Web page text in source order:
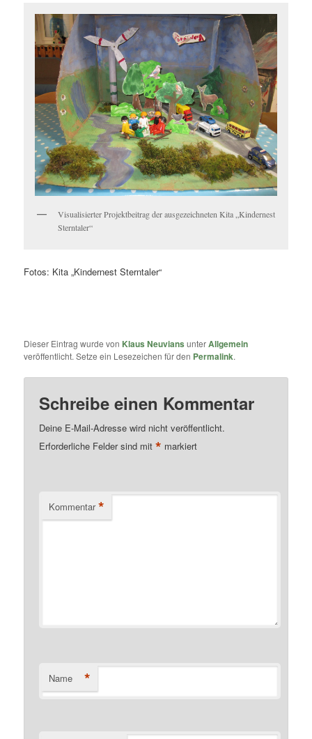
Visualisierter Projektbeitrag der ausgezeichneten Kita „Kindernest
Sterntaler“
Fotos: Kita „Kindernest Sterntaler“
Dieser Eintrag wurde von Klaus Neuvians unterAllgemein
veröffentlicht. Setze ein Lesezeichen für den Permalink.
Schreibe einen Kommentar
Deine E-Mail-Adresse wird nicht veröffentlicht.
Erforderliche Felder sind mit* markiert
Kommentar *
Name *